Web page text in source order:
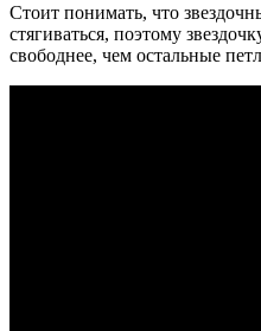
Стоит понимать, что
стягиваться, поэтому
свободнее, чем остальные